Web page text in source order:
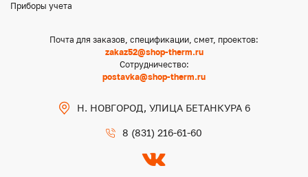
Приборы учета
Почта для заказов, спецификации, смет, проектов:
zakaz52@shop-therm.ru
Сотрудничество:
postavka@shop-therm.ru
Н. НОВГОРОД, УЛИЦА БЕТАНКУРА 6
8 (831) 216-61-60